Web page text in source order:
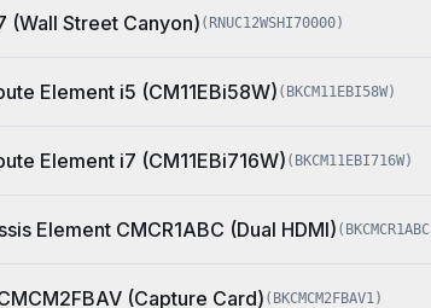
(Wall Street Canyon) ( RNUC12WSHI70000)
Element i5 (CM11EBi58W) ( BKCM11EBI58W)
Element i7 (CM11EBi716W) ( BKCM11EBI716W)
Element CMCR1ABC (Dual HDMI) ( BKCMCR1ABC
(Capture Card) ( BKCMCM2FBAV1)